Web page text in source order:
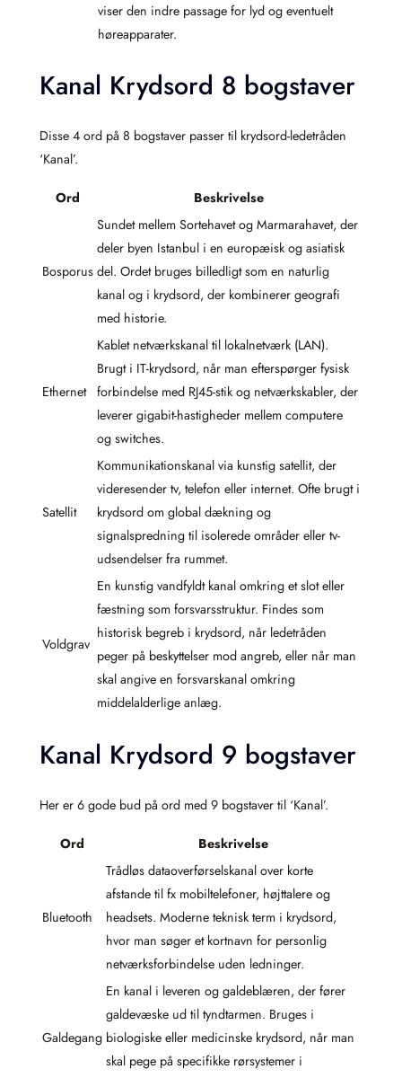
viser den indre passage for lyd og eventuelt
høreapparater.
Kanal Krydsord 8 bogstaver
Disse 4 ord på 8 bogstaver passer til krydsord-ledetråden
‘Kanal’.
Ord Beskrivelse
Bosporus
Sundet mellem Sortehavet og Marmarahavet, der
deler byen Istanbul i en europæisk og asiatisk
del. Ordet bruges billedligt som en naturlig
kanal og i krydsord, der kombinerer geografi
med historie.
Ethernet
Kablet netværkskanal til lokalnetværk (LAN).
Brugt i IT-krydsord, når man efterspørger fysisk
forbindelse med RJ45-stik og netværkskabler, der
leverer gigabit-hastigheder mellem computere
og switches.
Satellit
Kommunikationskanal via kunstig satellit, der
videresender tv, telefon eller internet. Ofte brugt i
krydsord om global dækning og
signalspredning til isolerede områder eller tv-
udsendelser fra rummet.
Voldgrav
En kunstig vandfyldt kanal omkring et slot eller
fæstning som forsvarsstruktur. Findes som
historisk begreb i krydsord, når ledetråden
peger på beskyttelser mod angreb, eller når man
skal angive en forsvarskanal omkring
middelalderlige anlæg.
Kanal Krydsord 9 bogstaver
Her er 6 gode bud på ord med 9 bogstaver til ‘Kanal’.
Ord Beskrivelse
Bluetooth
Trådløs dataoverførselskanal over korte
afstande til fx mobiltelefoner, højttalere og
headsets. Moderne teknisk term i krydsord,
hvor man søger et kortnavn for personlig
netværksforbindelse uden ledninger.
Galdegang
En kanal i leveren og galdeblæren, der fører
galdevæske ud til tyndtarmen. Bruges i
biologiske eller medicinske krydsord, når man
skal pege på specifikke rørsystemer i